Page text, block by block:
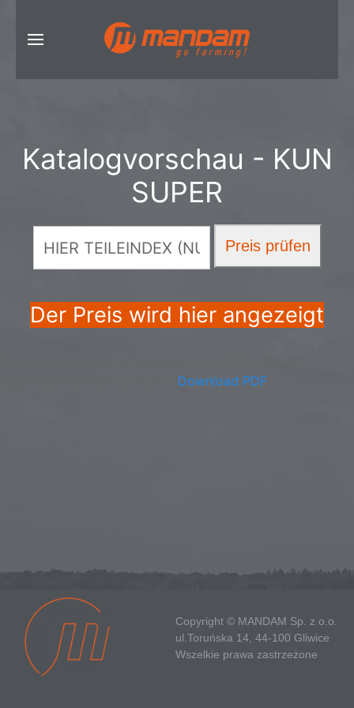
Katalogvorschau - KUN
SUPER
Der Preis wird hier angezeigt
Download PDF
Copyright © MANDAM Sp. z o.o.
ul.Toruńska 14, 44-100 Gliwice
Wszelkie prawa zastrzeżone